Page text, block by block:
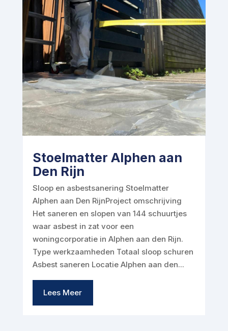
Stoelmatter Alphen aan
Den Rijn
Sloop en asbestsanering Stoelmatter
Alphen aan Den RijnProject omschrijving
Het saneren en slopen van 144 schuurtjes
waar asbest in zat voor een
woningcorporatie in Alphen aan den Rijn.
Type werkzaamheden Totaal sloop schuren
Asbest saneren Locatie Alphen aan den...
Lees Meer